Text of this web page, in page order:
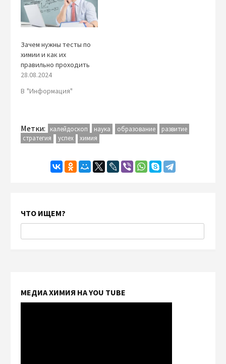
Зачем нужны тесты по
химии и как их
правильно проходить
28.08.2024
В "Информация"
Метки: калейдоскоп наука образование
развитие
стратегия
успех химия
ЧТО ИЩЕМ?
МЕДИА ХИМИЯ НА YOU TUBE